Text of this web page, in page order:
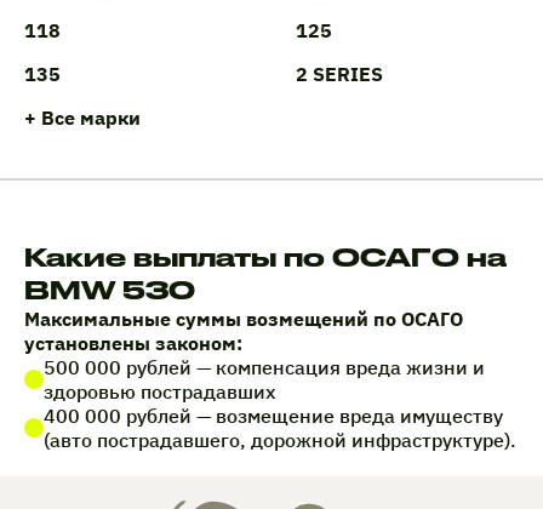
118
125
135
2 SERIES
+ Все марки
Какие выплаты по ОСАГО на
BMW 530
Максимальные суммы возмещений по ОСАГО
установлены законом:
500 000 рублей — компенсация вреда жизни и
здоровью пострадавших
400 000 рублей — возмещение вреда имуществу
(авто пострадавшего, дорожной инфраструктуре).